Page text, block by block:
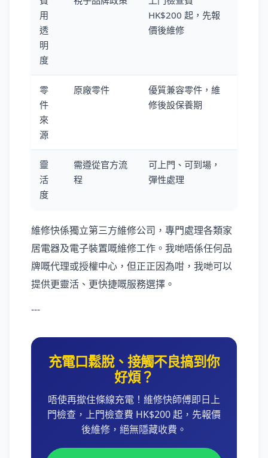
用
透
明
度
HK$200 起，先報
價後維修
零
件
來
源
原廠零件
優質兼容零件，維
修後設保養期
靈
活
度
需遵從官方流
程
可上門、可到場，
彈性處理
維修快係獨立第三方維修公司，專門處理各類家
居電器及電子裝置嘅維修工作。我哋唔係任何品
牌嘅代理或授權中心，但正正因為咁，我哋可以
提供更靈活、更快捷嘅服務選擇。
---
充電口鬆脫、接觸不良搞到你
好煩？
唔使再撳住條線充電！維修快師傅即日上
門檢查，上門檢查費 HK$200 起，先報價
後維修，絕無隱藏收費。